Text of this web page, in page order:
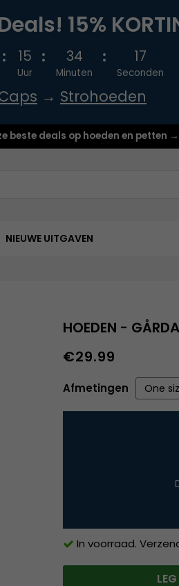
15%
15
Uur
34
Minuten
16
Seconden
→ Strohoeden
beste deals op hoeden en petten →
NIEUWE UITGAVEN
HOEDEN -
€29.99
Afmetingen
In voorraad.